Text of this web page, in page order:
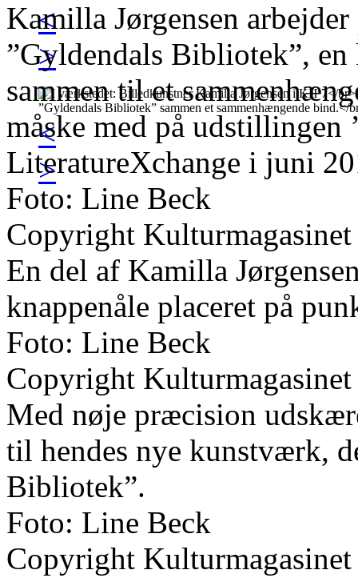
<
>
<
>
Kamilla Jørgensen
”Gyldendals Bibliotek”, en
sammen til et
måske med på udstillingen
LiteratureXchange i juni
Foto: Line Beck
Copyright
En del af Kamilla
knappenåle placeret på
Foto: Line Beck
Copyright
Med nøje præcision
til hendes nye kunstværk,
Bibliotek”.
Foto: Line Beck
Copyright